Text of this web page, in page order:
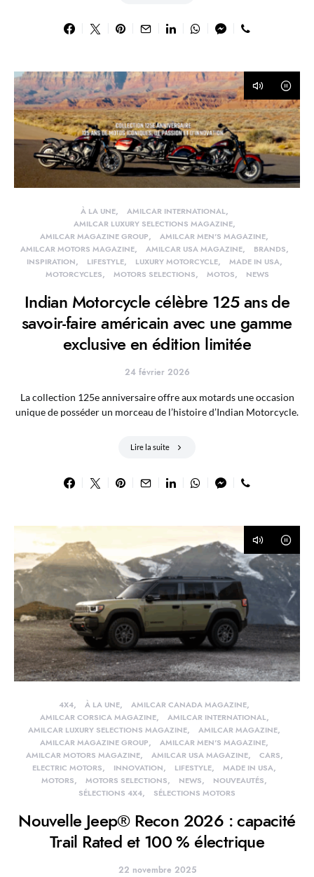
À LA UNE
AMILCAR INTERNATIONAL
AMILCAR LUXURY SELECTIONS MAGAZINE
AMILCAR MAGAZINE GROUP
AMILCAR MEN'S MAGAZINE
AMILCAR MOTORS MAGAZINE
AMILCAR USA MAGAZINE
BRANDS
INSPIRATION
LIFESTYLE LUXURY MOTORCYCLE
MADE IN USA
MOTORCYCLES
MOTORS SELECTIONS MOTOS NEWS
Indian Motorcycle célèbre 125 ans de
savoir-faire américain avec une gamme
exclusive en édition limitée
24 février 2026
La collection 125e anniversaire offre aux motards une occasion
unique de posséder un morceau de l’histoire d’Indian Motorcycle.
Lire la suite
4X4 À LA UNE
AMILCAR CANADA MAGAZINE
AMILCAR CORSICA MAGAZINE
AMILCAR INTERNATIONAL
AMILCAR LUXURY SELECTIONS MAGAZINE
AMILCAR MAGAZINE
AMILCAR MAGAZINE GROUP
AMILCAR MEN'S MAGAZINE
AMILCAR MOTORS MAGAZINE
AMILCAR USA MAGAZINE
CARS
ELECTRIC MOTORS
INNOVATION LIFESTYLE
MADE IN USA
MOTORS
MOTORS SELECTIONS NEWS
NOUVEAUTÉS
SÉLECTIONS 4X4
SÉLECTIONS MOTORS
Nouvelle Jeep® Recon 2026 : capacité
Trail Rated et 100 % électrique
22 novembre 2025